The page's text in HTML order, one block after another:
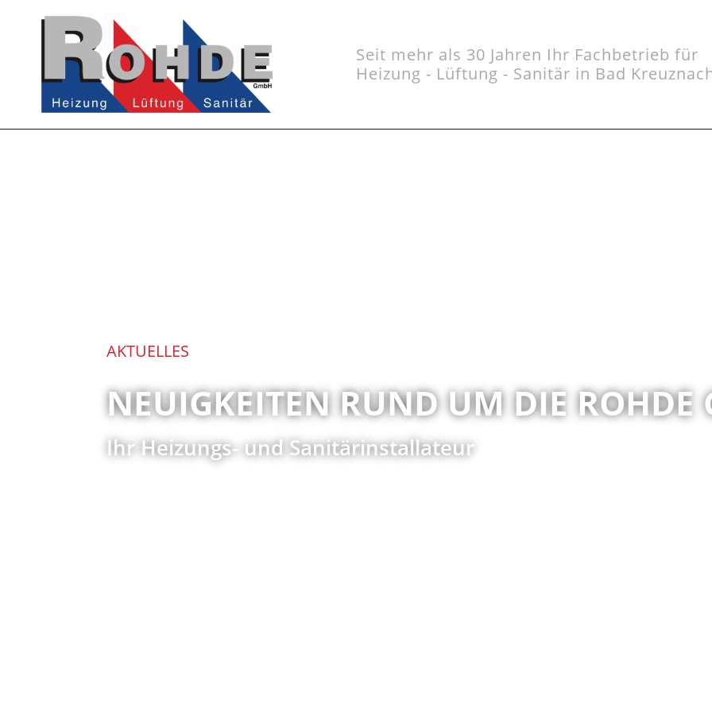
Seit mehr als 30 Jahren Ihr Fachbetrieb für
Heizung - Lüftung - Sanitär in Bad
AKTUELLES
NEUIGKEITEN RUND UM DIE ROHDE
Ihr Heizungs- und Sanitärinstallateur